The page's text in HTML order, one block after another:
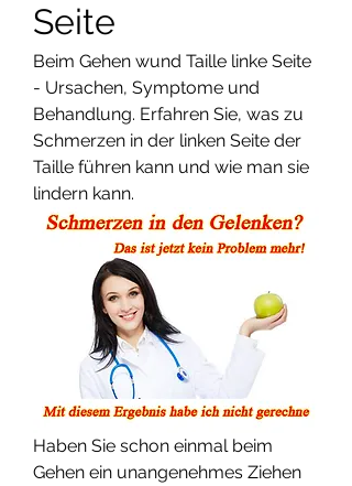
Seite
Beim Gehen wund Taille linke Seite
- Ursachen, Symptome und
Behandlung. Erfahren Sie, was zu
Schmerzen in der linken Seite der
Taille führen kann und wie man sie
lindern kann.
Haben Sie schon einmal beim
Gehen ein unangenehmes Ziehen